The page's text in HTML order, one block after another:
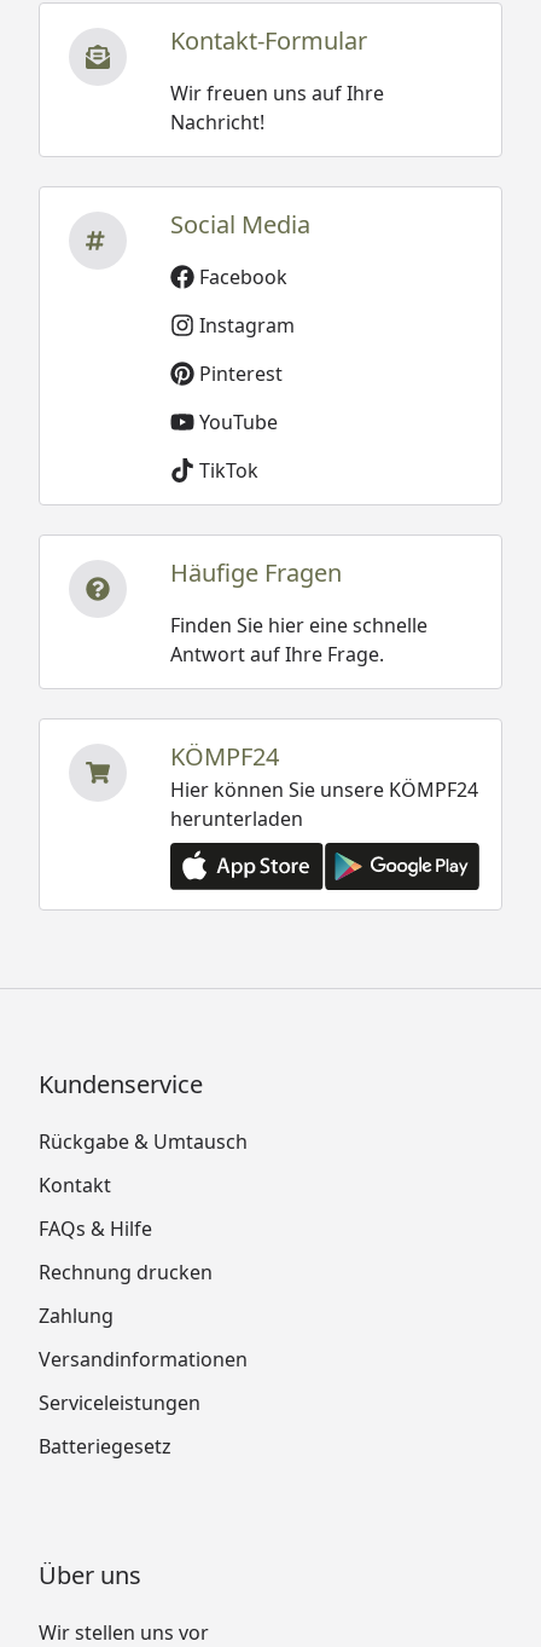
Kontakt-Formular
Wir freuen uns auf Ihre
Nachricht!
Social Media
Facebook
Instagram
Pinterest
YouTube
TikTok
Häufige Fragen
Finden Sie hier eine schnelle
Antwort auf Ihre Frage.
KÖMPF24
Hier können Sie unsere KÖMPF24
herunterladen
Kundenservice
Rückgabe & Umtausch
Kontakt
FAQs & Hilfe
Rechnung drucken
Zahlung
Versandinformationen
Serviceleistungen
Batteriegesetz
Über uns
Wir stellen uns vor